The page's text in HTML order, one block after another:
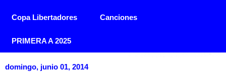
Copa Libertadores Canciones
PRIMERA A 2025
domingo, junio 01, 2014